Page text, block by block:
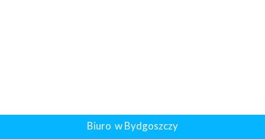
Biuro w Bydgoszczy